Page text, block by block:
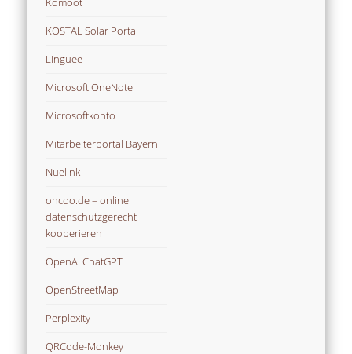
KOSTAL Solar Portal
Linguee
Microsoft OneNote
Microsoftkonto
Mitarbeiterportal Bayern
Nuelink
oncoo.de – online
datenschutzgerecht
kooperieren
OpenAI ChatGPT
OpenStreetMap
Perplexity
QRCode-Monkey